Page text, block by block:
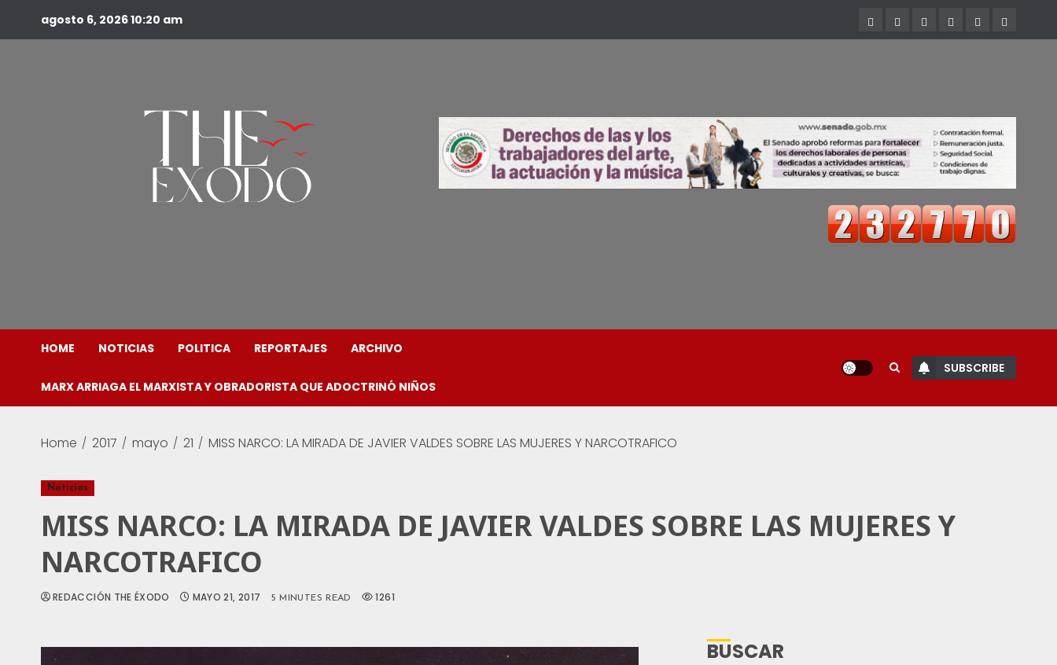
agosto 6, 202610:20 am
HOME NOTICIAS POLITICA REPORTAJES ARCHIVO
MARX ARRIAGA EL MARXISTA Y OBRADORISTA QUE ADOCTRINÓ NIÑOS
SUBSCRIBE
Home 2017 mayo 21 MISS NARCO: LA MIRADA DE JAVIER VALDES SOBRE LAS MUJERES Y NARCOTRAFICO
Noticias
MISS NARCO: LA MIRADA DE JAVIER VALDES SOBRE LAS MUJERES Y
NARCOTRAFICO
REDACCIÓN THE ÉXODO MAYO 21, 2017 5 MINUTES READ 1261
BUSCAR